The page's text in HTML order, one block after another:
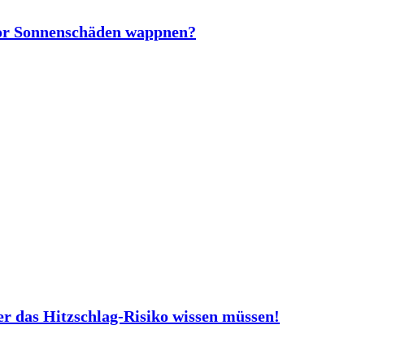
wappnen?
das Hitzschlag-Risiko wissen müssen!